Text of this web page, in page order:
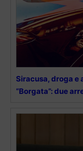
Siracusa, droga e
“Borgata”: due